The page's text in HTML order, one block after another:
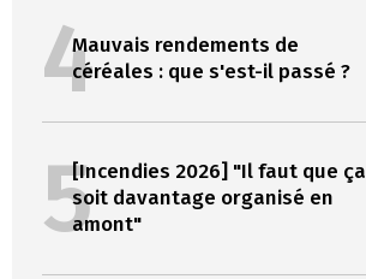
4Mauvais rendements de
céréales : que s'est-il passé ?
5[Incendies 2026] "Il faut que ça
soit davantage organisé en
amont"